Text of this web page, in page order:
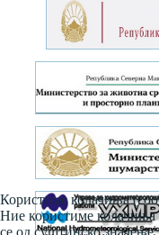
Користиме колачиња
Ние користиме
се од суштинско значење